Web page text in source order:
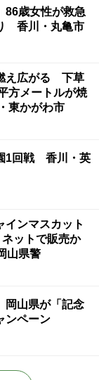
86歳女性が救急
香川・丸亀市
え広がる 下草
方メートルが焼
東かがわ市
1回戦 香川・英
インマスカット
ットで販売か
山県警
山県が「記念
ンペーン